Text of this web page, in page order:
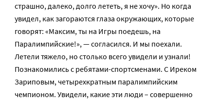
страшно, далеко, долго лететь, я не хочу». Но когда
увидел, как загораются глаза окружающих, которые
говорят: «Максим, ты на Игры поедешь, на
Паралимпийские!», — согласился. И мы поехали.
Летели тяжело, но столько всего увидели и узнали!
Познакомились с ребятами-спортсменами. С Иреком
Зариповым, четырехкратным паралимпийским
чемпионом. Увидели, какие эти люди – совершенно